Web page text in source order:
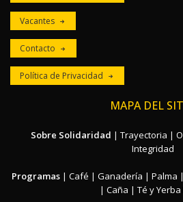
Vacantes
Contacto
Política de Privacidad
MAPA DEL
Sobre Solidaridad | Trayectoria |
Integridad
Programas | Café | Ganadería | Palma |
| Caña | Té y